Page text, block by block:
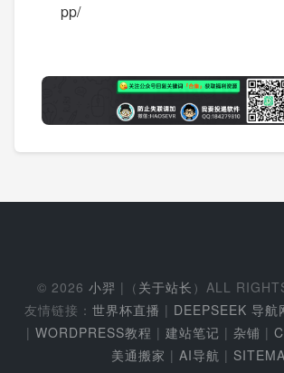
pp/
© 2026 小羿 |（ 关于站长 ）ALL
友情链接： 世界杯直播 | DEEPSEEK 导航
| WORDPRESS教程 | 建站笔记 | 杂铺 |
美通搬家 | AI导航 |